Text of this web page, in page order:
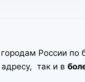
России
так и в